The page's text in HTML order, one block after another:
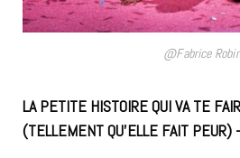
@Fabrice Robin
LA PETITE HISTOIRE QUI VA TE
(TELLEMENT QU’ELLE FAIT PEUR)